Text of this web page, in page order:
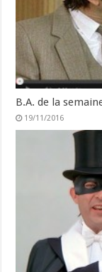
B.A. de la
19/11/2016